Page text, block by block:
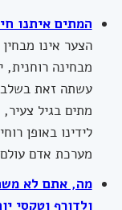
המתים איתנו
הצער אינו
מבחינה
עשתה זאת בשלב
מתים בגיל
לידינו באופן
מערכת אדם עולם
מה, אתם לא
ולדורף וטקסי יום